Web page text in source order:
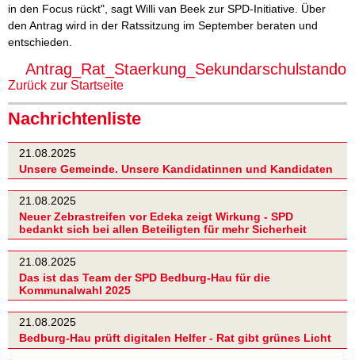
in den Focus rückt", sagt Willi van Beek zur SPD-Initiative. Über
den Antrag wird in der Ratssitzung im September beraten und
entschieden.
Zurück zur Startseite
Nachrichtenliste
21.08.2025
Unsere Gemeinde. Unsere Kandidatinnen und Kandidaten
21.08.2025
Neuer Zebrastreifen vor Edeka zeigt Wirkung - SPD
bedankt sich bei allen Beteiligten für mehr Sicherheit
21.08.2025
Das ist das Team der SPD Bedburg-Hau für die
Kommunalwahl 2025
21.08.2025
Bedburg-Hau prüft digitalen Helfer - Rat gibt grünes Licht